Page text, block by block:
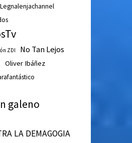
Legnalenjachannel
ZDI No Tan Lejos
Oliver Ibáñez
galeno
LA DEMAGOGIA